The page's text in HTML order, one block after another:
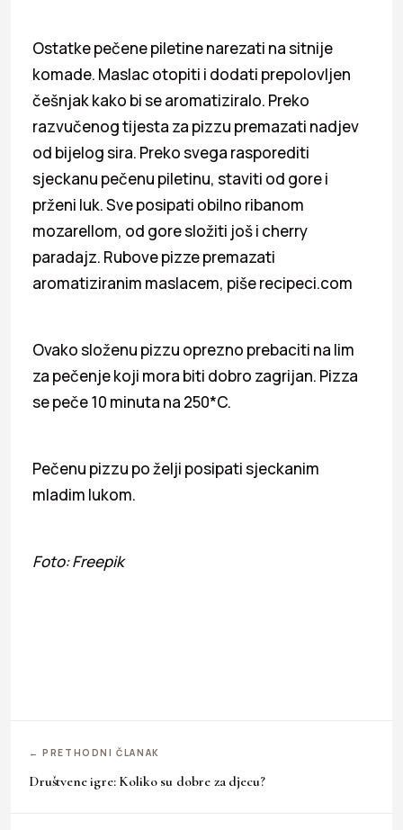
Ostatke pečene piletine narezati na sitnije
komade. Maslac otopiti i dodati prepolovljen
češnjak kako bi se aromatiziralo. Preko
razvučenog tijesta za pizzu premazati nadjev
od bijelog sira. Preko svega rasporediti
sjeckanu pečenu piletinu, staviti od gore i
prženi luk. Sve posipati obilno ribanom
mozarellom, od gore složiti još i cherry
paradajz. Rubove pizze premazati
aromatiziranim maslacem, piše recipeci.com
Ovako složenu pizzu oprezno prebaciti na lim
za pečenje koji mora biti dobro zagrijan. Pizza
se peče 10 minuta na 250*C.
Pečenu pizzu po želji posipati sjeckanim
mladim lukom.
Foto: Freepik
← PRETHODNI ČLANAK
Društvene igre: Koliko su dobre za djecu?